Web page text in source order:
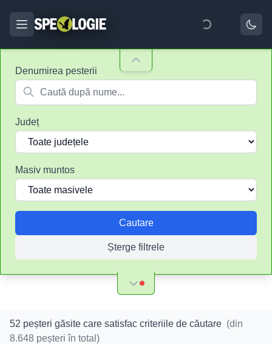
Denumirea pesterii
Județ
Masiv muntos
Cautare
Șterge filtrele
52 peșteri găsite care satisfac criteriile de căutare (din
8.648 peșteri în total)